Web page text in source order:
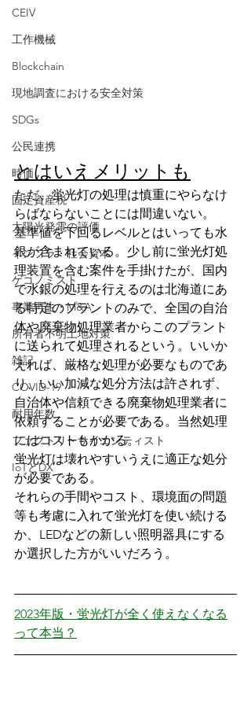
CEIV
工作機械
Blockchain
現地調査における安全対策
SDGs
公民連携
時価
固定資産税
太陽光発電の評価
インフラ・社会資本
ゲコノミスト
事業再生・M&A
所有者不明土地対策
雑記
COVID-19
耐用年数
ファクトリーサイエンティスト
IoTとDX
とはいえメリットも
ただ、蛍光灯の処理は慎重にやらなけ
らばならないことには間違いない。
基準値を下回るレベルとはいっても水
銀が含まれている。少し前に蛍光灯処
理装置を含む案件を手掛けたが、国内
で水銀の処理を行えるのは北海道にあ
る特定のプラントのみで、全国の自治
体や廃棄物処理業者からこのプラント
に送られて処理されるという。いいか
えれば、厳格な処理が必要なものであ
り、いい加減な処分方法は許されず、
自治体や信頼できる廃棄物処理業者に
依頼することが必要である。当然処理
にはコストもかかる。
蛍光灯は壊れやすいうえに適正な処分
が必要である。
それらの手間やコスト、環境面の問題
等も考慮に入れて蛍光灯を使い続ける
か、LEDなどの新しい照明器具にする
か選択した方がいいだろう。
2023年版・蛍光灯が全く使えなくなる
って本当？